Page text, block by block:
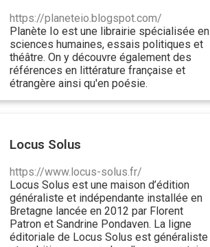
https://planeteio.blogspot.com/
Planète Io est une librairie spécialisée en
sciences humaines, essais politiques et
théâtre. On y découvre également des
références en littérature française et
étrangère ainsi qu'en poésie.
Locus Solus
https://www.locus-solus.fr/
Locus Solus est une maison d’édition
généraliste et indépendante installée en
Bretagne lancée en 2012 par Florent
Patron et Sandrine Pondaven. La ligne
éditoriale de Locus Solus est généraliste